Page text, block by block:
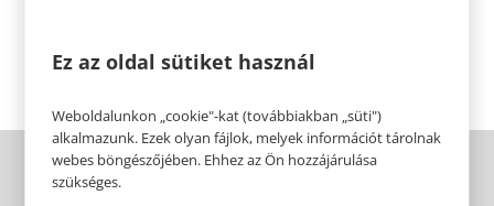
Ez az oldal sütiket használ
Weboldalunkon „cookie"-kat (továbbiakban „süti")
alkalmazunk. Ezek olyan fájlok, melyek információt tárolnak
webes böngészőjében. Ehhez az Ön hozzájárulása
szükséges.